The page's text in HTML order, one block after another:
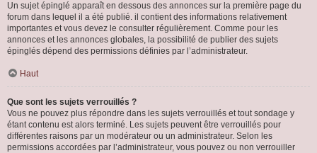
Un sujet épinglé apparaît en dessous des annonces sur la première page du
forum dans lequel il a été publié. il contient des informations relativement
importantes et vous devez le consulter régulièrement. Comme pour les
annonces et les annonces globales, la possibilité de publier des sujets
épinglés dépend des permissions définies par l’administrateur.
Haut
Que sont les sujets verrouillés ?
Vous ne pouvez plus répondre dans les sujets verrouillés et tout sondage y
étant contenu est alors terminé. Les sujets peuvent être verrouillés pour
différentes raisons par un modérateur ou un administrateur. Selon les
permissions accordées par l’administrateur, vous pouvez ou non verrouiller